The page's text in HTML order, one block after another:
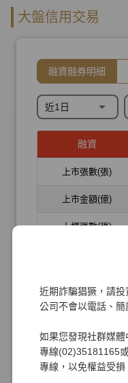
近期詐騙猖獗，請
公司不會以電話、簡
如果您發現社群媒
專線(02)35181165或
專線，以免權益受損